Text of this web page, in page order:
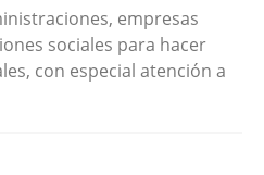
empresas
sociales para hacer
con especial atención a